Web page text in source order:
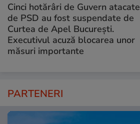
Cinci hotărâri de Guvern atacate
de PSD au fost suspendate de
Curtea de Apel București.
Executivul acuză blocarea unor
măsuri importante
PARTENERI